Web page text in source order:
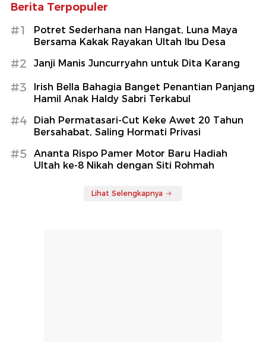
Berita Terpopuler
#1
Potret Sederhana nan Hangat, Luna Maya
Bersama Kakak Rayakan Ultah Ibu Desa
#2 Janji Manis Juncurryahn untuk Dita Karang
#3
Irish Bella Bahagia Banget Penantian Panjang
Hamil Anak Haldy Sabri Terkabul
#4
Diah Permatasari-Cut Keke Awet 20 Tahun
Bersahabat, Saling Hormati Privasi
#5
Ananta Rispo Pamer Motor Baru Hadiah
Ultah ke-8 Nikah dengan Siti Rohmah
Lihat Selengkapnya